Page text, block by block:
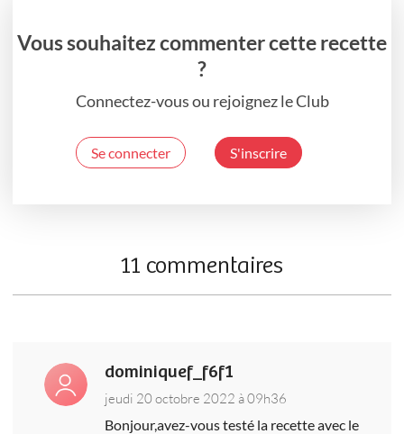
Vous souhaitez commenter cette recette
?
Connectez-vous ou rejoignez le Club
Se connecter S'inscrire
11 commentaires
dominiquef_f6f1
jeudi 20 octobre 2022 à 09h36
Bonjour,avez-vous testé la recette avec le